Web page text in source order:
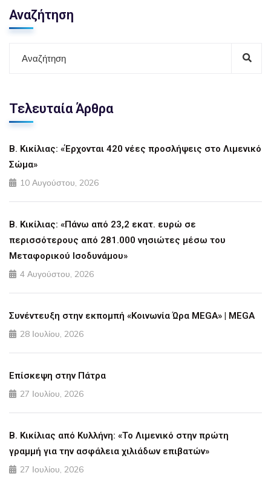
Αναζήτηση
Τελευταία Άρθρα
Β. Κικίλιας: «Έρχονται 420 νέες προσλήψεις στο Λιμενικό
Σώμα»
10 Αυγούστου, 2026
Β. Κικίλιας: «Πάνω από 23,2 εκατ. ευρώ σε
περισσότερους από 281.000 νησιώτες μέσω του
Μεταφορικού Ισοδυνάμου»
4 Αυγούστου, 2026
Συνέντευξη στην εκπομπή «Κοινωνία Ώρα MEGA» | MEGA
28 Ιουλίου, 2026
Επίσκεψη στην Πάτρα
27 Ιουλίου, 2026
Β. Κικίλιας από Κυλλήνη: «Το Λιμενικό στην πρώτη
γραμμή για την ασφάλεια χιλιάδων επιβατών»
27 Ιουλίου, 2026